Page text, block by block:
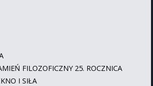
FILOZOFICZNY 25. ROCZNICA
I SIŁA